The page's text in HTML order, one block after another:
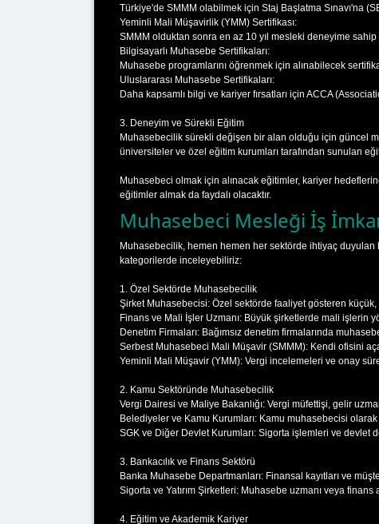
Türkiye'de SMMM olabilmek için Staj Başlatma Sınavı'na
Yeminli Mali Müşavirlik (YMM) Sertifikası:
SMMM olduktan sonra en az 10 yıl mesleki deneyime
Bilgisayarlı Muhasebe Sertifikaları:
Muhasebe programlarını öğrenmek için alınabilecek
Uluslararası Muhasebe Sertifikaları:
Daha kapsamlı bilgi ve kariyer fırsatları için ACCA
3. Deneyim ve Sürekli Eğitim
Muhasebecilik sürekli değişen bir alan olduğu için güncel
üniversiteler ve özel eğitim kurumları tarafından sunulan
Muhasebeci olmak için alınacak eğitimler, kariyer
eğitimler almak da faydalı olacaktır.
Muhasebeci Mesleği İş
Muhasebecilik, hemen hemen her sektörde ihtiyaç duyulan
kategorilerde inceleyebiliriz:
1. Özel Sektörde Muhasebecilik
Şirket Muhasebecisi: Özel sektörde faaliyet gösteren
Finans ve Mali İşler Uzmanı: Büyük şirketlerde mali işlerin
Denetim Firmaları: Bağımsız denetim firmalarında
Serbest Muhasebeci Mali Müşavir (SMMM): Kendi ofisini
Yeminli Mali Müşavir (YMM): Vergi incelemeleri ve onay
2. Kamu Sektöründe Muhasebecilik
Vergi Dairesi ve Maliye Bakanlığı: Vergi müfettişi, gelir
Belediyeler ve Kamu Kurumları: Kamu muhasebecisi
SGK ve Diğer Devlet Kurumları: Sigorta işlemleri ve devlet
3. Bankacılık ve Finans Sektörü
Banka Muhasebe Departmanları: Finansal kayıtları ve
Sigorta ve Yatırım Şirketleri: Muhasebe uzmanı veya
4. Eğitim ve Akademik Kariyer